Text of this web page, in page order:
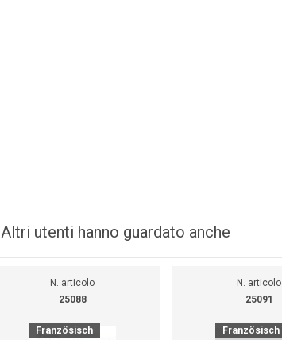
Altri utenti hanno guardato anche
N. articolo
25088
Französisch
N. articolo
25091
Französisch